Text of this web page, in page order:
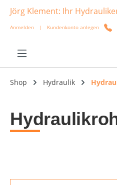
springen
Jörg Klement: Ihr
Anmelden | Kundenkonto anlegen
Shop Hydraulik